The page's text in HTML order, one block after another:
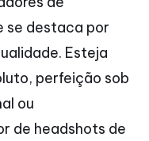
se destaca por
Esteja
perfeição sob
ou
de headshots de